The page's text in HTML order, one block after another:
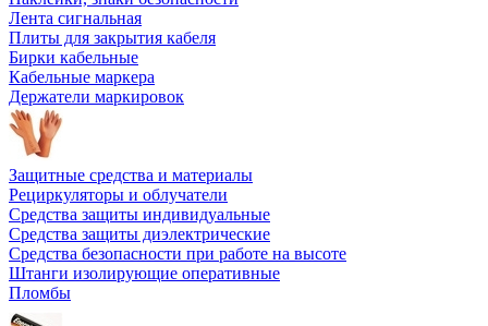
Лента сигнальная
Плиты для закрытия кабеля
Бирки кабельные
Кабельные маркера
Держатели маркировок
Защитные средства и материалы
Рециркуляторы и облучатели
Средства защиты индивидуальные
Средства защиты диэлектрические
Средства безопасности при работе на высоте
Штанги изолирующие оперативные
Пломбы